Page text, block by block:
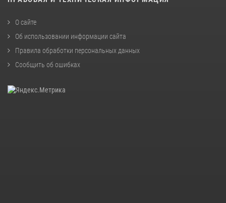
О сайте
Об использовании информации сайта
Правила обработки персональных данных
Сообщить об ошибках